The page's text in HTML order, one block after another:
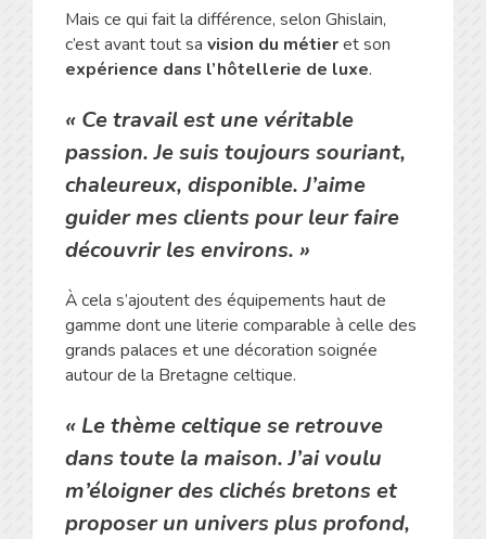
Mais ce qui fait la différence, selon Ghislain,
c’est avant tout sa vision du métieret son
expérience dans l’hôtellerie de luxe.
« Ce travail est une véritable
passion. Je suis toujours souriant,
chaleureux, disponible. J’aime
guider mes clients pour leur faire
découvrir les environs. »
À cela s’ajoutent des équipements haut de
gamme dont une literie comparable à celle des
grands palaces et une décoration soignée
autour de la Bretagne celtique.
« Le thème celtique se retrouve
dans toute la maison. J’ai voulu
m’éloigner des clichés bretons et
proposer un univers plus profond,